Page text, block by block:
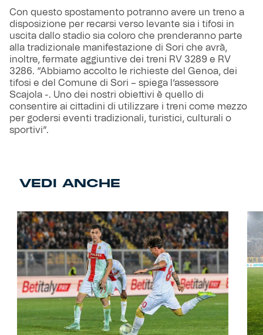
Con questo spostamento potranno avere un treno a
disposizione per recarsi verso levante sia i tifosi in
uscita dallo stadio sia coloro che prenderanno parte
alla tradizionale manifestazione di Sori che avrà,
inoltre, fermate aggiuntive dei treni RV 3289 e RV
3286. “Abbiamo accolto le richieste del Genoa, dei
tifosi e del Comune di Sori – spiega l’assessore
Scajola -. Uno dei nostri obiettivi è quello di
consentire ai cittadini di utilizzare i treni come mezzo
per godersi eventi tradizionali, turistici, culturali o
sportivi”.
VEDI ANCHE